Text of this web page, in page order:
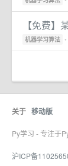
【免费
机器学习算法 •
关于 移动版
Py学习 - 专注于
沪ICP备